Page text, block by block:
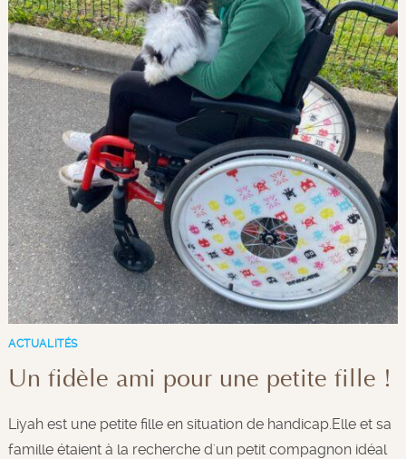
ACTUALITÉS
Un fidèle ami pour une petite fille !
Liyah est une petite fille en situation de handicap.Elle et sa
famille étaient à la recherche d'un petit compagnon idéal